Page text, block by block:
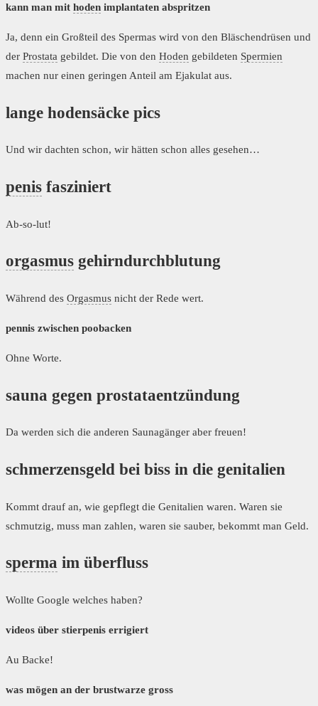
kann man mit hoden implantaten abspritzen
Ja, denn ein Großteil des Spermas wird von den Bläschendrüsen und
der Prostata gebildet. Die von den Hoden gebildeten Spermien
machen nur einen geringen Anteil am Ejakulat aus.
lange hodensäcke pics
Und wir dachten schon, wir hätten schon alles gesehen…
penis fasziniert
Ab-so-lut!
orgasmus gehirndurchblutung
Während des Orgasmus nicht der Rede wert.
pennis zwischen poobacken
Ohne Worte.
sauna gegen prostataentzündung
Da werden sich die anderen Saunagänger aber freuen!
schmerzensgeld bei biss in die genitalien
Kommt drauf an, wie gepflegt die Genitalien waren. Waren sie
schmutzig, muss man zahlen, waren sie sauber, bekommt man Geld.
sperma im überfluss
Wollte Google welches haben?
videos über stierpenis errigiert
Au Backe!
was mögen an der brustwarze gross